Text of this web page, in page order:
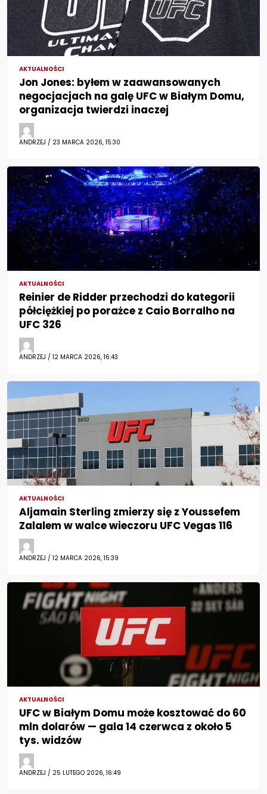
AKTUALNOŚCI
Jon Jones: byłem w zaawansowanych
negocjacjach na galę UFC w Białym Domu,
organizacja twierdzi inaczej
ANDRZEJ / 23 MARCA 2026, 15:30
AKTUALNOŚCI
Reinier de Ridder przechodzi do kategorii
półciężkiej po porażce z Caio Borralho na
UFC 326
ANDRZEJ / 12 MARCA 2026, 16:43
AKTUALNOŚCI
Aljamain Sterling zmierzy się z Youssefem
Zalalem w walce wieczoru UFC Vegas 116
ANDRZEJ / 12 MARCA 2026, 15:39
AKTUALNOŚCI
UFC w Białym Domu może kosztować do 60
mln dolarów — gala 14 czerwca z około 5
tys. widzów
ANDRZEJ / 25 LUTEGO 2026, 16:49